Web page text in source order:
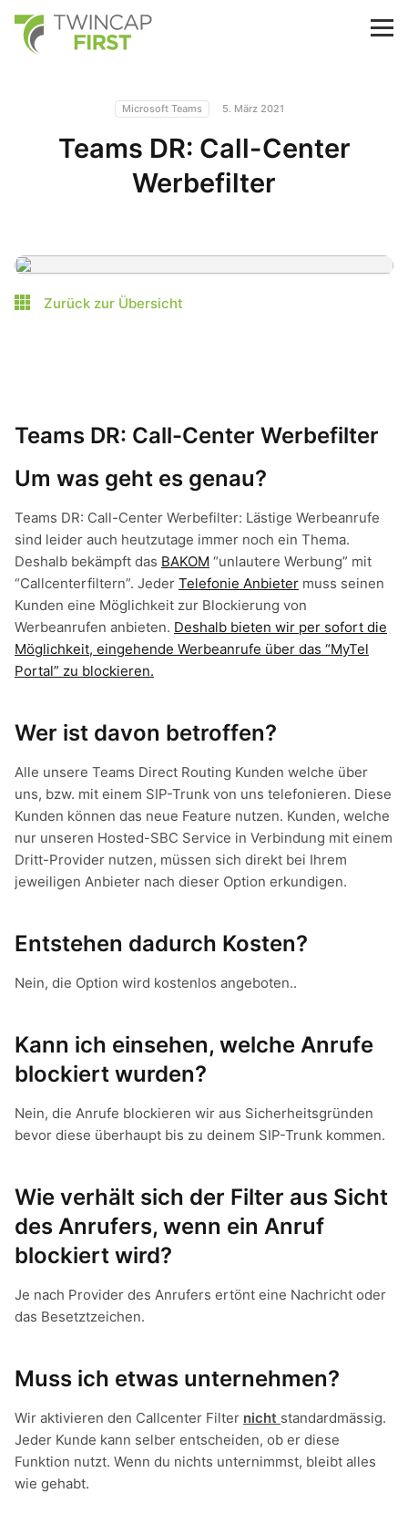
main
content
TwinCap First
Microsoft Teams 5. März 2021
Teams DR: Call-Center
Werbefilter
Zurück zur Übersicht
Teams DR: Call-Center Werbefilter
Um was geht es genau?
Teams DR: Call-Center Werbefilter: Lästige Werbeanrufe
sind leider auch heutzutage immer noch ein Thema.
Deshalb bekämpft das BAKOM “unlautere Werbung” mit
“Callcenterfiltern”. Jeder Telefonie Anbieter muss seinen
Kunden eine Möglichkeit zur Blockierung von
Werbeanrufen anbieten. Deshalb bieten wir per sofort die
Möglichkeit, eingehende Werbeanrufe über das “MyTel
Portal” zu blockieren.
Wer ist davon betroffen?
Alle unsere Teams Direct Routing Kunden welche über
uns, bzw. mit einem SIP-Trunk von uns telefonieren. Diese
Kunden können das neue Feature nutzen. Kunden, welche
nur unseren Hosted-SBC Service in Verbindung mit einem
Dritt-Provider nutzen, müssen sich direkt bei Ihrem
jeweiligen Anbieter nach dieser Option erkundigen.
Entstehen dadurch Kosten?
Nein, die Option wird kostenlos angeboten..
Kann ich einsehen, welche Anrufe
blockiert wurden?
Nein, die Anrufe blockieren wir aus Sicherheitsgründen
bevor diese überhaupt bis zu deinem SIP-Trunk kommen.
Wie verhält sich der Filter aus Sicht
des Anrufers, wenn ein Anruf
blockiert wird?
Je nach Provider des Anrufers ertönt eine Nachricht oder
das Besetztzeichen.
Muss ich etwas unternehmen?
Wir aktivieren den Callcenter Filter nicht standardmässig.
Jeder Kunde kann selber entscheiden, ob er diese
Funktion nutzt. Wenn du nichts unternimmst, bleibt alles
wie gehabt.